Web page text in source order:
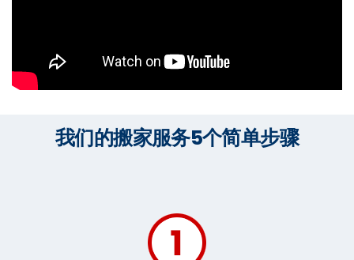
我们的搬家服务5个简单步骤